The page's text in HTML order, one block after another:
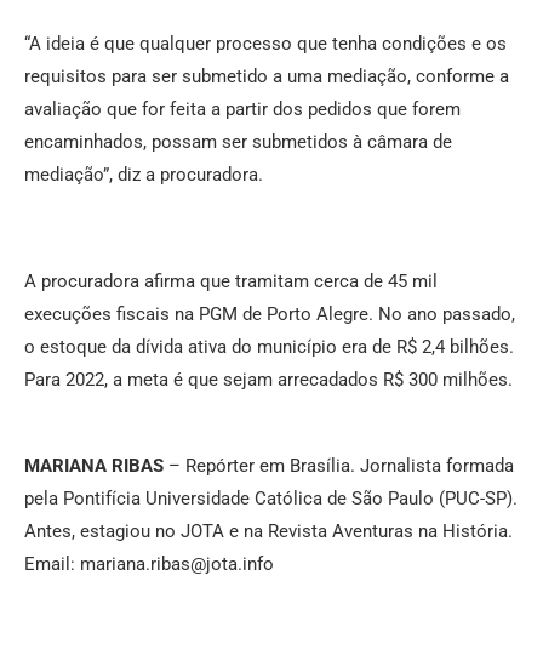
“A ideia é que qualquer processo que tenha condições e os
requisitos para ser submetido a uma mediação, conforme a
avaliação que for feita a partir dos pedidos que forem
encaminhados, possam ser submetidos à câmara de
mediação”, diz a procuradora.
A procuradora afirma que tramitam cerca de 45 mil
execuções fiscais na PGM de Porto Alegre. No ano passado,
o estoque da dívida ativa do município era de R$ 2,4 bilhões.
Para 2022, a meta é que sejam arrecadados R$ 300 milhões.
MARIANA RIBAS – Repórter em Brasília. Jornalista formada
pela Pontifícia Universidade Católica de São Paulo (PUC-SP).
Antes, estagiou no JOTA e na Revista Aventuras na História.
Email: mariana.ribas@jota.info